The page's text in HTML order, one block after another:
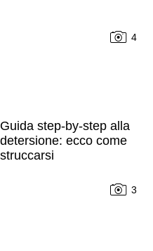
4
Guida step-by-step alla
detersione: ecco come
struccarsi
3